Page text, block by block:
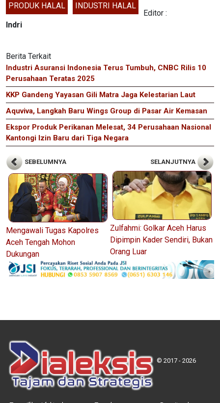
PRODUK HALAL INDUSTRI HALAL
Editor :
Indri
Berita Terkait
Industri Asuransi Indonesia Terus Tumbuh, CNBC Rilis 10
Perusahaan Teratas 2025
KKP Gandeng Yayasan Gili Matra Jaga Kelestarian Laut
Aquviva, Langkah Baru Wings Group di Pasar Air Kemasan
Ekspor Produk Perikanan Melesat, 34 Perusahaan Nasional
Kantongi Izin Baru dari Tiga Negara
SEBELUMNYA
Mengawali Tugas Kapolres
Aceh Tengah Mohon
Dukungan
SELANJUTNYA
Zulfahmi: Golkar Aceh Harus
Dipimpin Kader Sendiri, Bukan
Orang Luar
© 2017 - 2026